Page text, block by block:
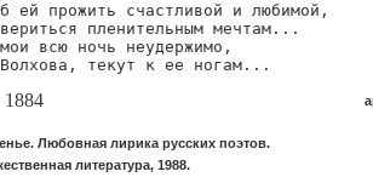
ей прожить счастливой и любимой,
пленительным мечтам...
всю ночь неудержимо,
текут к ее ногам...
1884
Любовная лирика русских поэтов.
литература, 1988.